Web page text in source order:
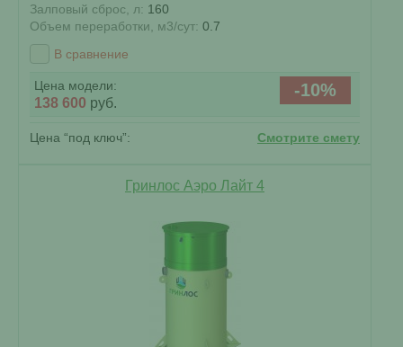
Залповый сброс, л: 160
Объем переработки, м3/сут: 0.7
В сравнение
Цена модели:
138 600 руб.
-10%
Цена “под ключ”: Смотрите смету
Гринлос Аэро Лайт 4